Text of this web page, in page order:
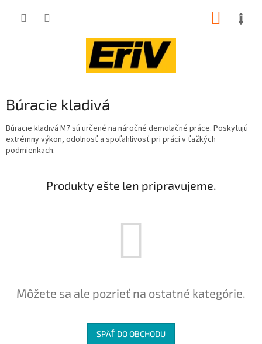
Búracie kladivá
Búracie kladivá M7 sú určené na náročné demolačné práce. Poskytujú
extrémny výkon, odolnosť a spoľahlivosť pri práci v ťažkých
podmienkach.
Produkty ešte len pripravujeme.
Môžete sa ale pozrieť na ostatné kategórie.
SPÄŤ DO OBCHODU